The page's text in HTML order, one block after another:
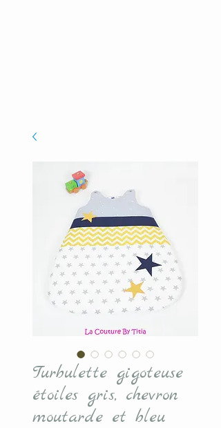
Turbulette gigoteuse
étoiles gris, chevron
moutarde et bleu